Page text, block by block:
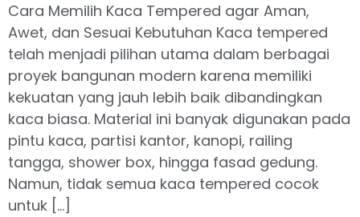
Cara Memilih Kaca Tempered agar Aman,
Awet, dan Sesuai Kebutuhan Kaca tempered
telah menjadi pilihan utama dalam berbagai
proyek bangunan modern karena memiliki
kekuatan yang jauh lebih baik dibandingkan
kaca biasa. Material ini banyak digunakan pada
pintu kaca, partisi kantor, kanopi, railing
tangga, shower box, hingga fasad gedung.
Namun, tidak semua kaca tempered cocok
untuk […]